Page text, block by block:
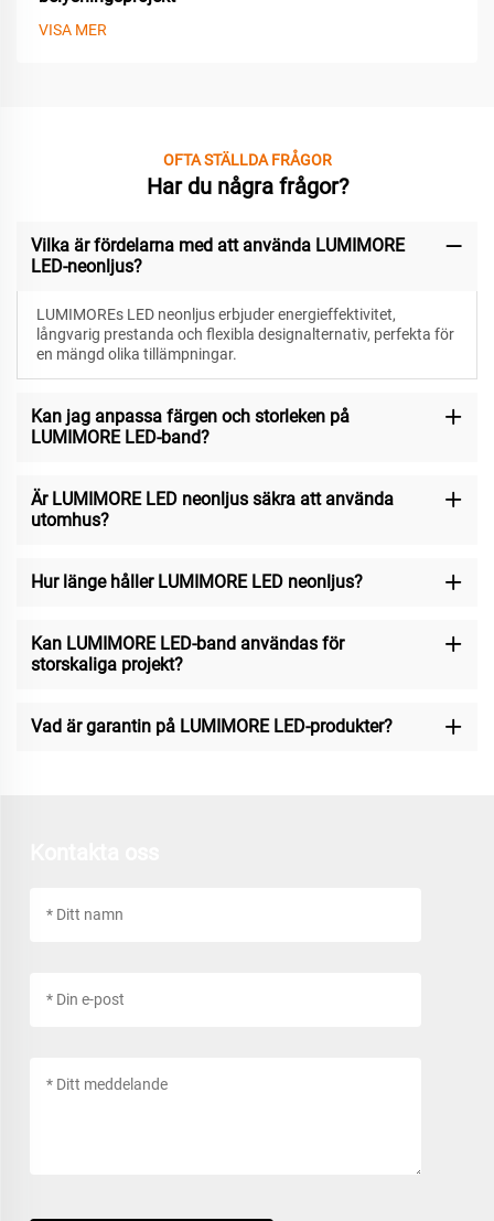
VISA MER
OFTA STÄLLDA FRÅGOR
Har du några frågor?
Vilka är fördelarna med att använda LUMIMORE
LED-neonljus?
LUMIMOREs LED neonljus erbjuder energieffektivitet,
långvarig prestanda och flexibla designalternativ, perfekta för
en mängd olika tillämpningar.
Kan jag anpassa färgen och storleken på
LUMIMORE LED-band?
Är LUMIMORE LED neonljus säkra att använda
utomhus?
Hur länge håller LUMIMORE LED neonljus?
Kan LUMIMORE LED-band användas för
storskaliga projekt?
Vad är garantin på LUMIMORE LED-produkter?